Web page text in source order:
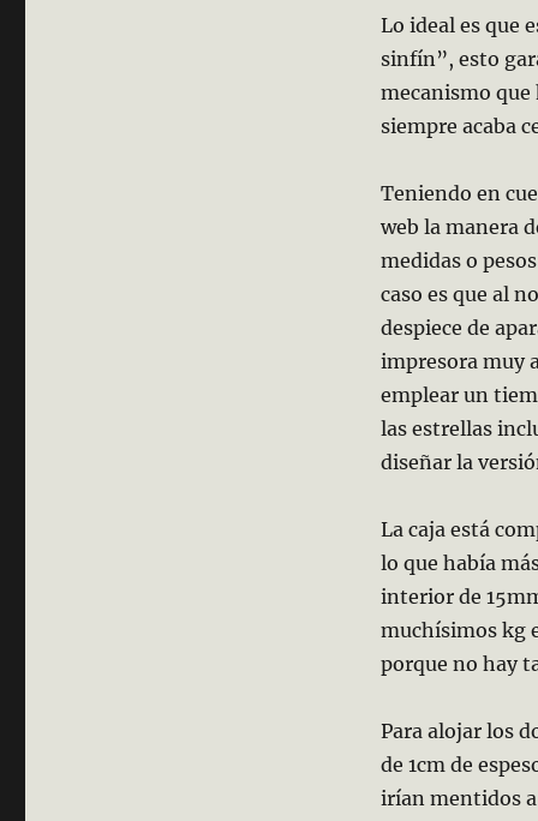
Lo ideal es que
sinfín”, esto
mecanismo que
siempre acaba
Teniendo en
web la manera
medidas o
caso es que al
despiece de
impresora muy
emplear un
las estrellas
diseñar la
La caja está
lo que había
interior de
muchísimos kg
porque no hay
Para alojar los
de 1cm de
irían mentidos a